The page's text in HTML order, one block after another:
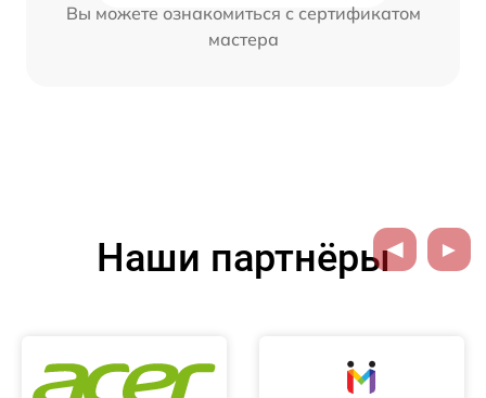
Вы можете ознакомиться с сертификатом
мастера
Наши партнёры